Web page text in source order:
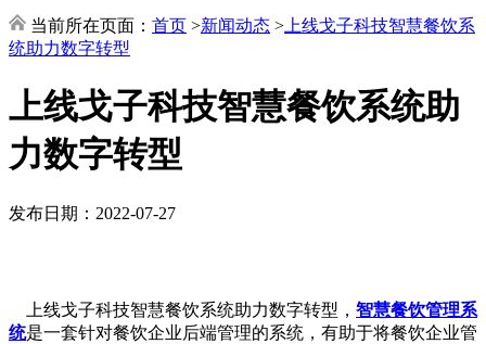
当前所在页面： 首页 >新闻动态 > 上线戈子科技智慧餐饮系
统助力数字转型
上线戈子科技智慧餐饮系统助
力数字转型
发布日期：2022-07-27
上线戈子科技智慧餐饮系统助力数字转型， 智慧餐饮管理系
统是一套针对餐饮企业后端管理的系统，有助于将餐饮企业管